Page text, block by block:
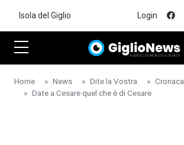
Isola del Giglio Login
Home News Dite la Vostra
Cronaca
Date a Cesare quel che è di Cesare